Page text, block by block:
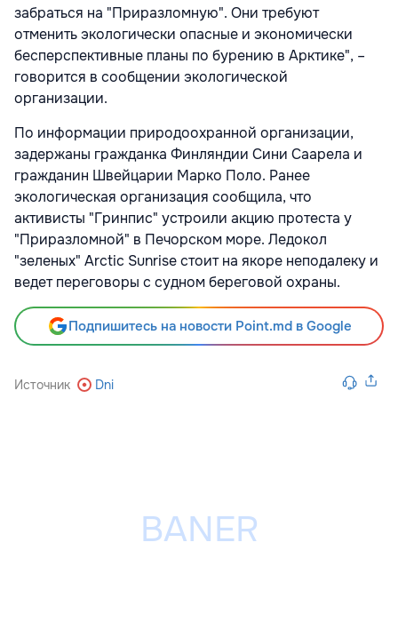
забраться на "Приразломную". Они требуют
отменить экологически опасные и экономически
бесперспективные планы по бурению в Арктике", –
говорится в сообщении экологической
организации.
По информации природоохранной организации,
задержаны гражданка Финляндии Сини Саарела и
гражданин Швейцарии Марко Поло. Ранее
экологическая организация сообщила, что
активисты "Гринпис" устроили акцию протеста у
"Приразломной" в Печорском море. Ледокол
"зеленых" Arctic Sunrise стоит на якоре неподалеку и
ведет переговоры с судном береговой охраны.
Подпишитесь на новости Point.md в Google
Источник Dni